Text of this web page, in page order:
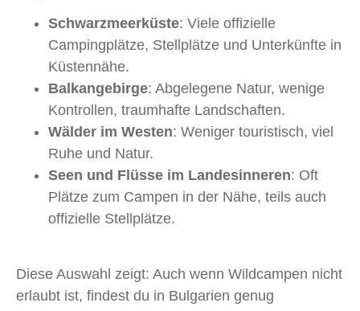
Schwarzmeerküste: Viele offizielle
Campingplätze, Stellplätze und Unterkünfte in
Küstennähe.
Balkangebirge: Abgelegene Natur, wenige
Kontrollen, traumhafte Landschaften.
Wälder im Westen: Weniger touristisch, viel
Ruhe und Natur.
Seen und Flüsse im Landesinneren: Oft
Plätze zum Campen in der Nähe, teils auch
offizielle Stellplätze.
Diese Auswahl zeigt: Auch wenn Wildcampen nicht
erlaubt ist, findest du in Bulgarien genug